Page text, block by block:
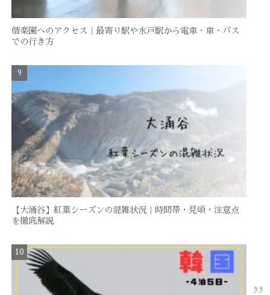
偕楽園へのアクセス｜最寄り駅や水戸駅から電車・車・バス
での行き方
【大涌谷】紅葉シーズンの混雑状況｜時間帯・見頃・注意点
を徹底解説